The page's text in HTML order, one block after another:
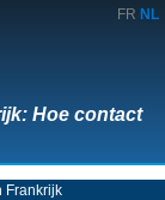
FR NL
Hoe contact
Frankrijk